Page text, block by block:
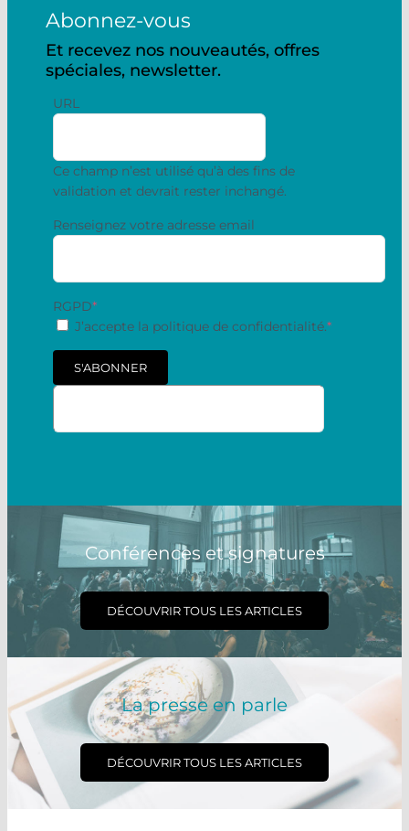
Abonnez-vous
Et recevez nos nouveautés, offres
spéciales, newsletter.
URL
Ce champ n’est utilisé qu’à des fins de
validation et devrait rester inchangé.
Renseignez votre adresse email
RGPD*
J’accepte la politique de confidentialité.*
S'ABONNER
Conférences et signatures
DÉCOUVRIR TOUS LES ARTICLES
La presse en parle
DÉCOUVRIR TOUS LES ARTICLES